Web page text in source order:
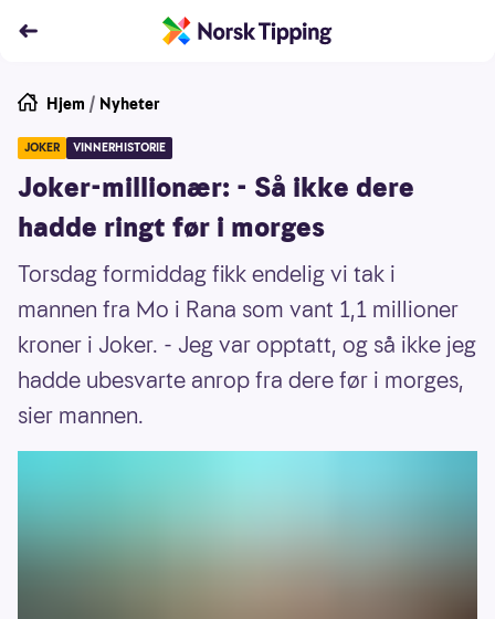
Hjem / Nyheter
JOKER VINNERHISTORIE
Joker-millionær: - Så ikke dere
hadde ringt før i morges
Torsdag formiddag fikk endelig vi tak i
mannen fra Mo i Rana som vant 1,1 millioner
kroner i Joker. - Jeg var opptatt, og så ikke jeg
hadde ubesvarte anrop fra dere før i morges,
sier mannen.